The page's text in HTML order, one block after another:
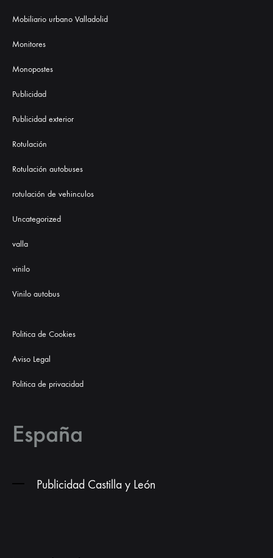
Mobiliario urbano Valladolid
Monitores
Monopostes
Publicidad
Publicidad exterior
Rotulación
Rotulación autobuses
rotulación de vehinculos
Uncategorized
valla
vinilo
Vinilo autobus
Politica de Cookies
Aviso Legal
Politica de privacidad
España
Publicidad Castilla y León